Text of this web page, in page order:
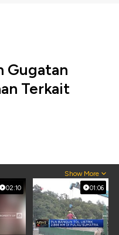
Gugatan
Terkait
Show More
02:10 01:06